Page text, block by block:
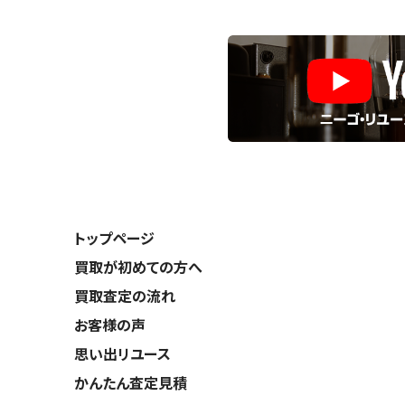
トップページ
買取が初めての方へ
買取査定の流れ
お客様の声
思い出リユース
かんたん査定見積